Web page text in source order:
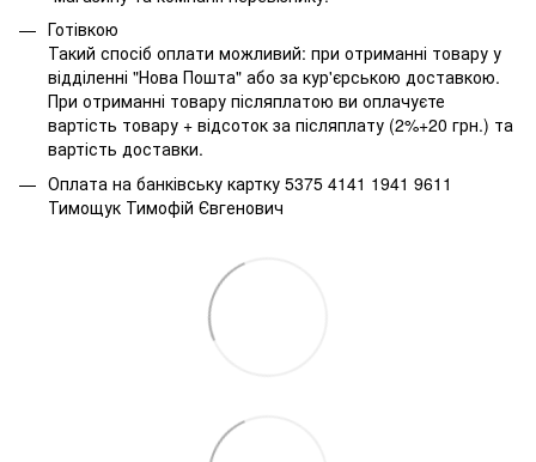
Готівкою
Такий спосіб оплати можливий: при отриманні товару у
відділенні "Нова Пошта" або за кур'єрською доставкою.
При отриманні товару післяплатою ви оплачуєте
вартість товару + відсоток за післяплату (2%+20 грн.) та
вартість доставки.
Оплата на банківську картку 5375 4141 1941 9611
Тимощук Тимофій Євгенович